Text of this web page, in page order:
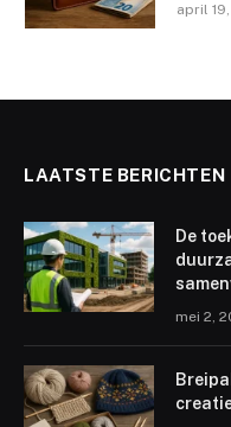
april
LAATSTE BERICHTEN
De
mei 2,